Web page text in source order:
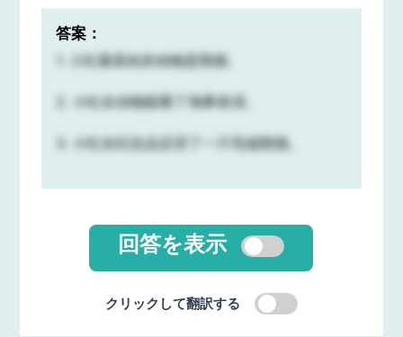
答案：
1. 小红最喜欢的动物是熊猫。
2. 小红在动物园看了海豚表演。
3. 小红在纪念品店买了一只毛绒熊猫。
回答を表示
クリックして翻訳する